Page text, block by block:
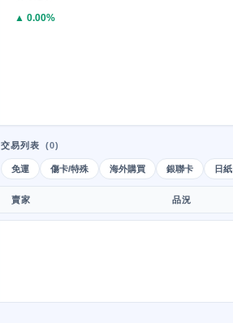
▲ 0.00%
交易列表 (0)
免運 傷卡/特殊 海外購買 銀聯卡 日紙
賣家 品況